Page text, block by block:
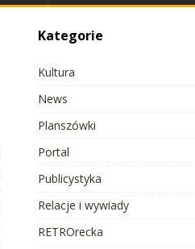
Kategorie
Kultura
News
Planszówki
Portal
Publicystyka
Relacje i wywiady
RETROrecka